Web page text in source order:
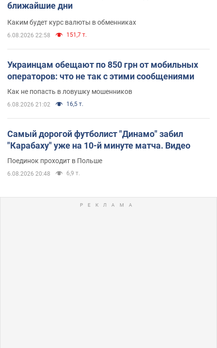
ближайшие дни
Каким будет курс валюты в обменниках
6.08.2026 22:58 151,7 т.
Украинцам обещают по 850 грн от мобильных
операторов: что не так с этими сообщениями
Как не попасть в ловушку мошенников
6.08.2026 21:02 16,5 т.
Самый дорогой футболист "Динамо" забил
"Карабаху" уже на 10-й минуте матча. Видео
Поединок проходит в Польше
6.08.2026 20:48 6,9 т.